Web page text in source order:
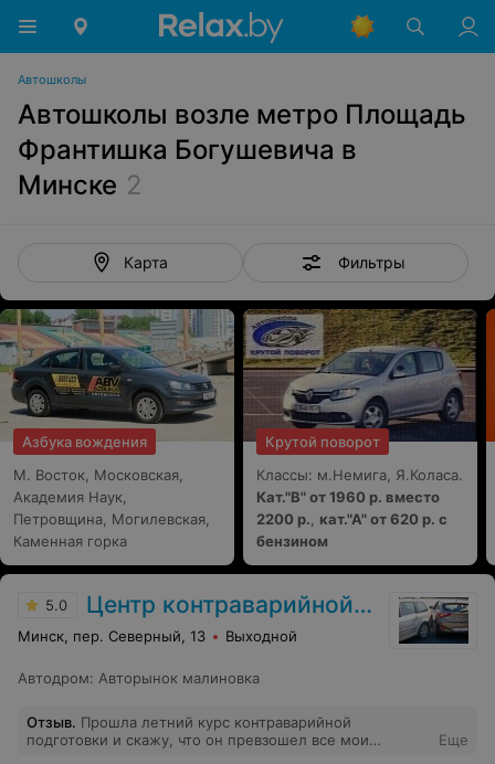
Автошколы
Автошколы возле метро Площадь
Франтишка Богушевича в
Минске 2
Карта Фильтры
Азбука вождения
М. Восток, Московская,
Академия Наук,
Петровщина, Могилевская,
Каменная горка
Крутой поворот
Классы: м.Немига, Я.Коласа.
Кат."В" от 1960 р. вместо
2200 р.
кат."А" от 620 р. с
бензином
5.0 Центр контраварийной подготовки
Минск, пер. Северный, 13 Выходной
Автодром: Авторынок малиновка
Отзыв. Прошла летний курс контраварийной
подготовки и скажу, что он превзошел все мои
Еще